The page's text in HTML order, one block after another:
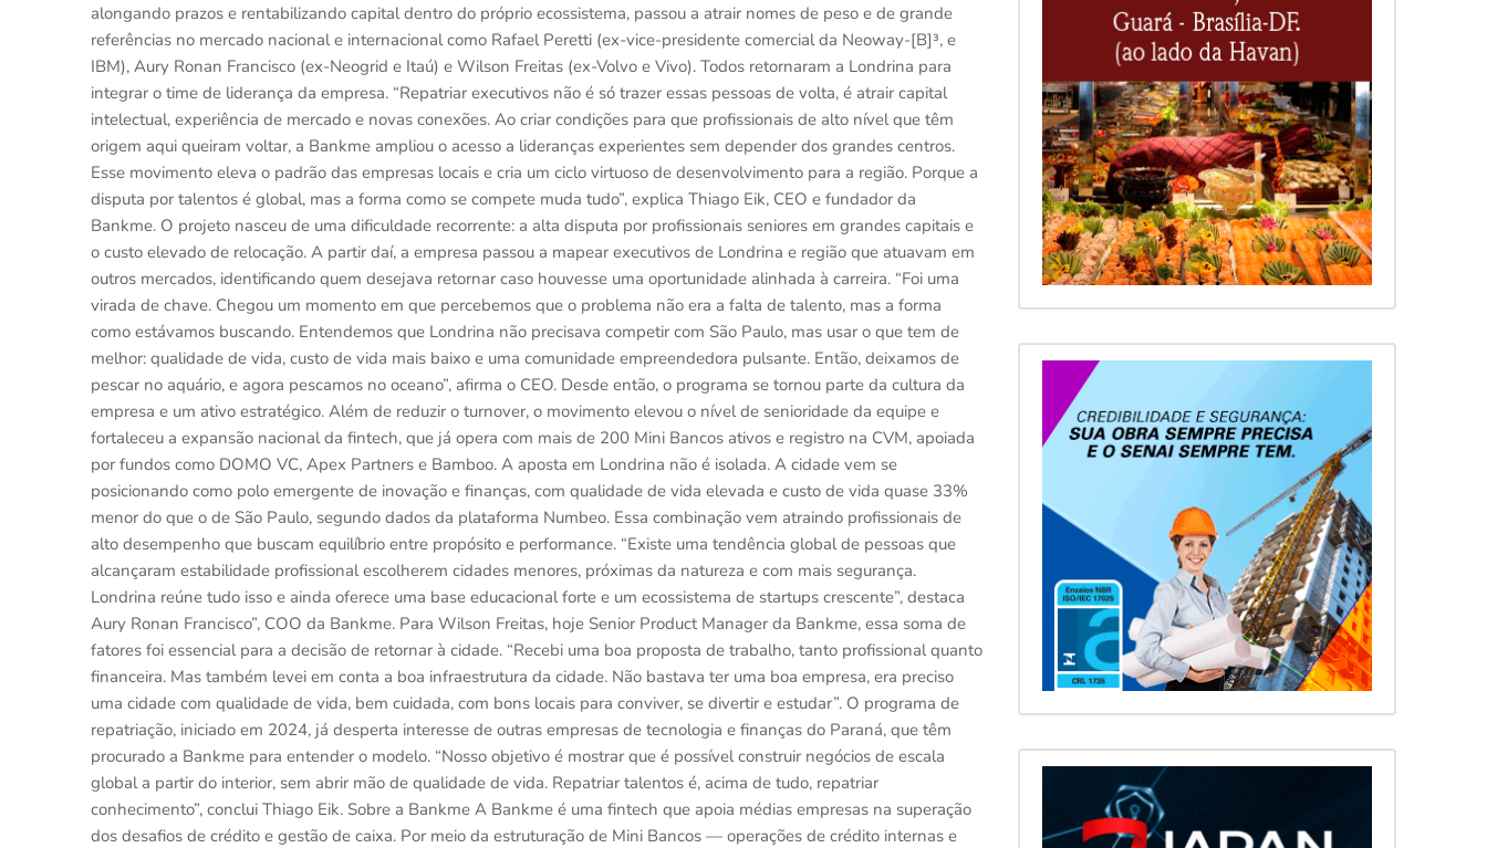
alongando prazos e rentabilizando capital dentro do próprio ecossistema, passou a atrair nomes de peso e de grande
referências no mercado nacional e internacional como Rafael Peretti (ex-vice-presidente comercial da Neoway-[B]³, e
IBM), Aury Ronan Francisco (ex-Neogrid e Itaú) e Wilson Freitas (ex-Volvo e Vivo). Todos retornaram a Londrina para
integrar o time de liderança da empresa. “Repatriar executivos não é só trazer essas pessoas de volta, é atrair capital
intelectual, experiência de mercado e novas conexões. Ao criar condições para que profissionais de alto nível que têm
origem aqui queiram voltar, a Bankme ampliou o acesso a lideranças experientes sem depender dos grandes centros.
Esse movimento eleva o padrão das empresas locais e cria um ciclo virtuoso de desenvolvimento para a região. Porque a
disputa por talentos é global, mas a forma como se compete muda tudo”, explica Thiago Eik, CEO e fundador da
Bankme. O projeto nasceu de uma dificuldade recorrente: a alta disputa por profissionais seniores em grandes capitais e
o custo elevado de relocação. A partir daí, a empresa passou a mapear executivos de Londrina e região que atuavam em
outros mercados, identificando quem desejava retornar caso houvesse uma oportunidade alinhada à carreira. “Foi uma
virada de chave. Chegou um momento em que percebemos que o problema não era a falta de talento, mas a forma
como estávamos buscando. Entendemos que Londrina não precisava competir com São Paulo, mas usar o que tem de
melhor: qualidade de vida, custo de vida mais baixo e uma comunidade empreendedora pulsante. Então, deixamos de
pescar no aquário, e agora pescamos no oceano”, afirma o CEO. Desde então, o programa se tornou parte da cultura da
empresa e um ativo estratégico. Além de reduzir o turnover, o movimento elevou o nível de senioridade da equipe e
fortaleceu a expansão nacional da fintech, que já opera com mais de 200 Mini Bancos ativos e registro na CVM, apoiada
por fundos como DOMO VC, Apex Partners e Bamboo. A aposta em Londrina não é isolada. A cidade vem se
posicionando como polo emergente de inovação e finanças, com qualidade de vida elevada e custo de vida quase 33%
menor do que o de São Paulo, segundo dados da plataforma Numbeo. Essa combinação vem atraindo profissionais de
alto desempenho que buscam equilíbrio entre propósito e performance. “Existe uma tendência global de pessoas que
alcançaram estabilidade profissional escolherem cidades menores, próximas da natureza e com mais segurança.
Londrina reúne tudo isso e ainda oferece uma base educacional forte e um ecossistema de startups crescente”, destaca
Aury Ronan Francisco”, COO da Bankme. Para Wilson Freitas, hoje Senior Product Manager da Bankme, essa soma de
fatores foi essencial para a decisão de retornar à cidade. “Recebi uma boa proposta de trabalho, tanto profissional quanto
financeira. Mas também levei em conta a boa infraestrutura da cidade. Não bastava ter uma boa empresa, era preciso
uma cidade com qualidade de vida, bem cuidada, com bons locais para conviver, se divertir e estudar”. O programa de
repatriação, iniciado em 2024, já desperta interesse de outras empresas de tecnologia e finanças do Paraná, que têm
procurado a Bankme para entender o modelo. “Nosso objetivo é mostrar que é possível construir negócios de escala
global a partir do interior, sem abrir mão de qualidade de vida. Repatriar talentos é, acima de tudo, repatriar
conhecimento”, conclui Thiago Eik. Sobre a Bankme A Bankme é uma fintech que apoia médias empresas na superação
dos desafios de crédito e gestão de caixa. Por meio da estruturação de Mini Bancos — operações de crédito internas e